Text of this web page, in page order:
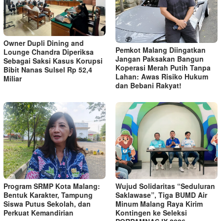
Owner Dupli Dining and
Lounge Chandra Diperiksa
Sebagai Saksi Kasus Korupsi
Bibit Nanas Sulsel Rp 52,4
Miliar
Pemkot Malang Diingatkan
Jangan Paksakan Bangun
Koperasi Merah Putih Tanpa
Lahan: Awas Risiko Hukum
dan Bebani Rakyat!
Program SRMP Kota Malang:
Bentuk Karakter, Tampung
Siswa Putus Sekolah, dan
Perkuat Kemandirian
Wujud Solidaritas “Seduluran
Saklawase”, Tiga BUMD Air
Minum Malang Raya Kirim
Kontingen ke Seleksi